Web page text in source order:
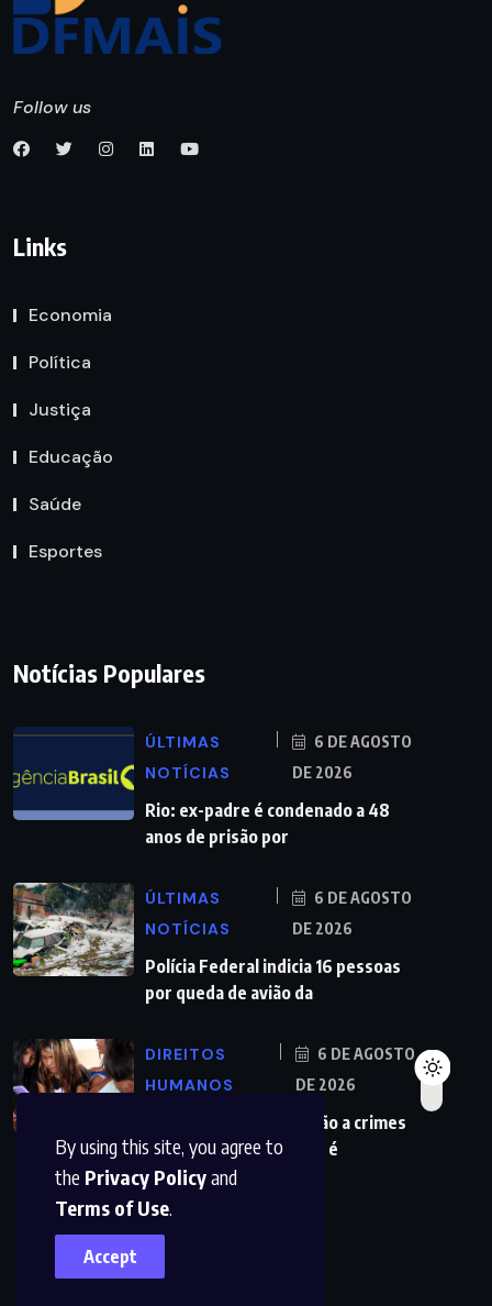
By using this site, you agree to
the Privacy Policyand
Terms of Use.
Accept
Follow us
Links
Economia
Política
Justiça
Educação
Saúde
Esportes
Notícias Populares
ÚLTIMAS
NOTÍCIAS
6 DE AGOSTO
DE 2026
Rio: ex-padre é condenado a 48
anos de prisão por
ÚLTIMAS
NOTÍCIAS
6 DE AGOSTO
DE 2026
Polícia Federal indicia 16 pessoas
por queda de avião da
DIREITOS
HUMANOS
6 DE AGOSTO
DE 2026
Lei que aumenta punição a crimes
digitais contra crianças é